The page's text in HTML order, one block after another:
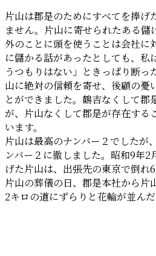
片山は郡是のためにすべてを捧げ
ません。片山に寄せられたある儲
外のことに頭を使うことは会社に
に儲かる話があったとしても、私
うつもりはない」ときっぱり断っ
山に絶対の信頼を寄せ、後顧の憂
とができました。鶴吉なくして郡
が、片山なくして郡是が存在する
います。
片山は最高のナンバー２でしたが
ンバー２に徹しました。昭和9年2
げた片山は、出張先の東京で倒れ
片山の葬儀の日、郡是本社から片
2キロの道にずらりと花輪が並んだ